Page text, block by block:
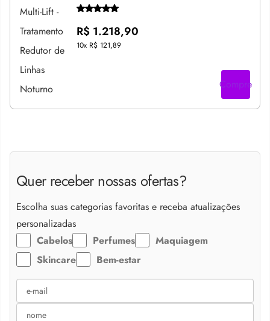
R$ 1.218,90
10x R$ 121,89
Compre
Quer receber nossas ofertas?
Escolha suas categorias favoritas e receba atualizações
personalizadas
Cabelos
Perfumes
Maquiagem
Skincare
Bem-estar